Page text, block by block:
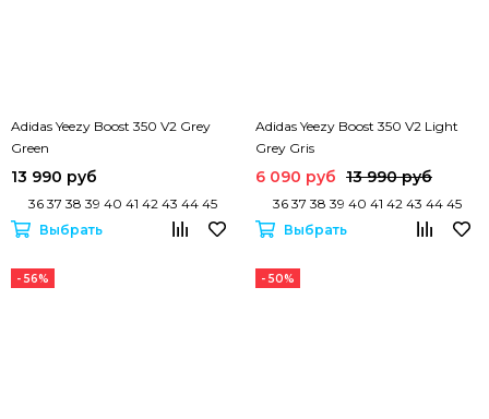
Adidas Yeezy Boost 350 V2 Grey
Green
13 990 руб
36 37 38 39 40 41 42 43 44 45
Выбрать
Adidas Yeezy Boost 350 V2 Light
Grey Gris
6 090 руб 13 990 руб
36 37 38 39 40 41 42 43 44 45
Выбрать
- 56% - 50%